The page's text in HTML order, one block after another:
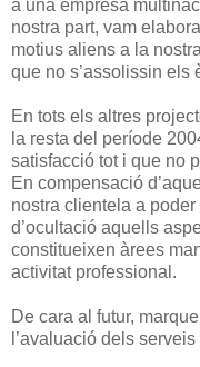
a una empresa
nostra part, vam
motius aliens a la
que no s’assolissin els
En tots els altres
la resta del període
satisfacció tot i que no
En compensació
nostra clientela a
d’ocultació aquells
constitueixen àrees
activitat professional.
De cara al futur,
l’avaluació dels